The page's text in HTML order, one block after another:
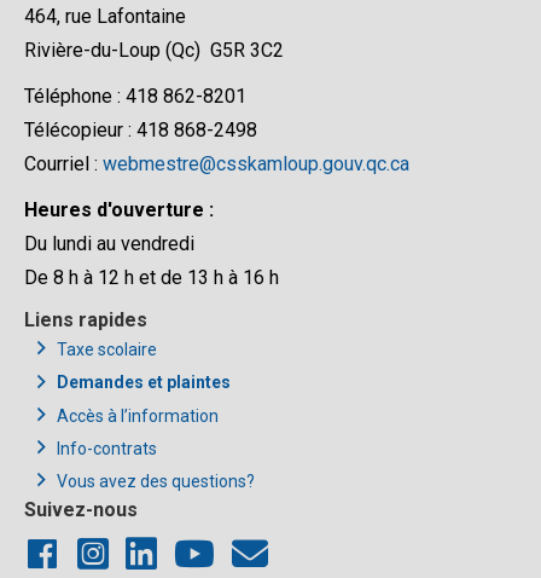
464, rue Lafontaine
Rivière-du-Loup (Qc) G5R 3C2
Téléphone : 418 862-8201
Télécopieur : 418 868-2498
Courriel : webmestre@csskamloup.gouv.qc.ca
Heures d'ouverture :
Du lundi au vendredi
De 8 h à 12 h et de 13 h à 16 h
Liens rapides
Taxe scolaire
Demandes et plaintes
Accès à l’information
Info-contrats
Vous avez des questions?
Suivez-nous